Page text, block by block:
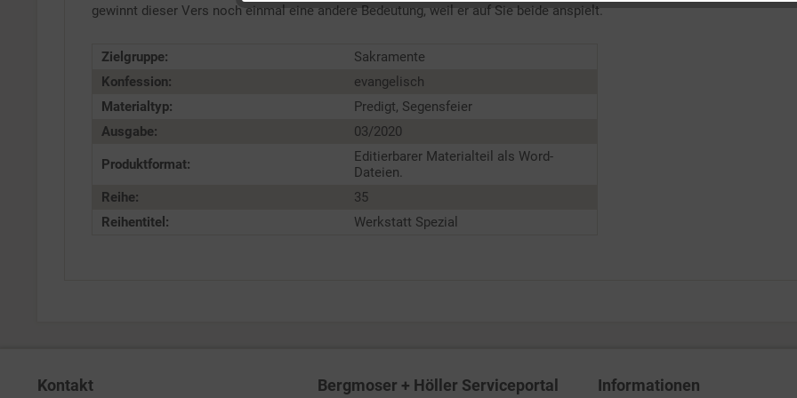
gewinnt dieser Vers noch einmal eine andere Bedeutung, weil er auf Sie beide anspielt.
Zielgruppe:
Sakramente
Konfession:
evangelisch
Materialtyp:
Predigt, Segensfeier
Ausgabe:
03/2020
Produktformat:
Editierbarer Materialteil als Word-
Dateien.
Reihe:
35
Reihentitel:
Werkstatt Spezial
Kontakt Bergmoser + Höller Serviceportal Informationen